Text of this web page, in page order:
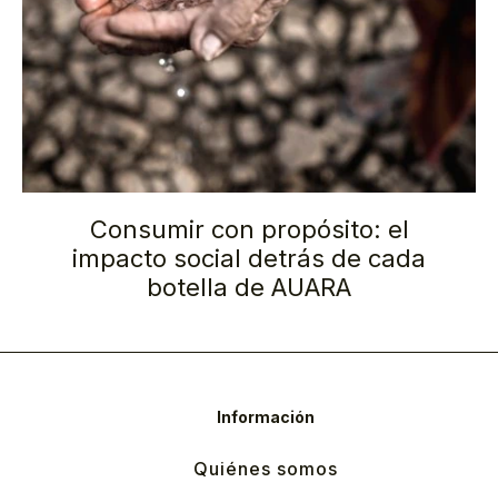
Consumir con propósito: el
impacto social detrás de cada
botella de AUARA
Información
Quiénes somos